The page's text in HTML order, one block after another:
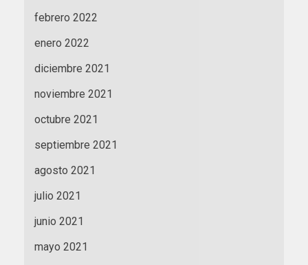
febrero 2022
enero 2022
diciembre 2021
noviembre 2021
octubre 2021
septiembre 2021
agosto 2021
julio 2021
junio 2021
mayo 2021